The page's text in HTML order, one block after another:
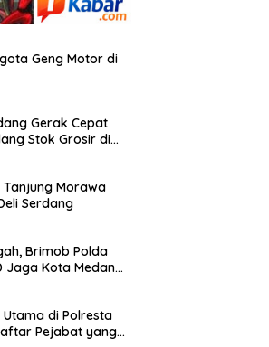
Geng Motor di
Gerak Cepat
Stok Grosir di
Tanjung Morawa
Serdang
Brimob Polda
Jaga Kota Medan
di Polresta
Pejabat yang